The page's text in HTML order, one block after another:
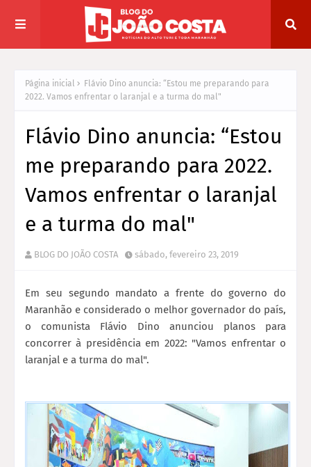
Página inicial
Flávio Dino anuncia: “Estou me preparando para
2022. Vamos enfrentar o laranjal e a turma do mal"
Flávio Dino anuncia: “Estou
me preparando para 2022.
Vamos enfrentar o laranjal
e a turma do mal"
BLOG DO JOÃO COSTA sábado, fevereiro 23, 2019
Em seu segundo mandato a frente do governo do
Maranhão e considerado o melhor governador do país,
o comunista Flávio Dino anunciou planos para
concorrer à presidência em 2022: "Vamos enfrentar o
laranjal e a turma do mal".